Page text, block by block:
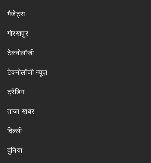
गैजेट्स
गोरखपुर
टेक्नोलॉजी
टेक्नोलॉजी न्यूज़
ट्रेंडिंग
ताजा खबर
दिल्ली
दुनिया